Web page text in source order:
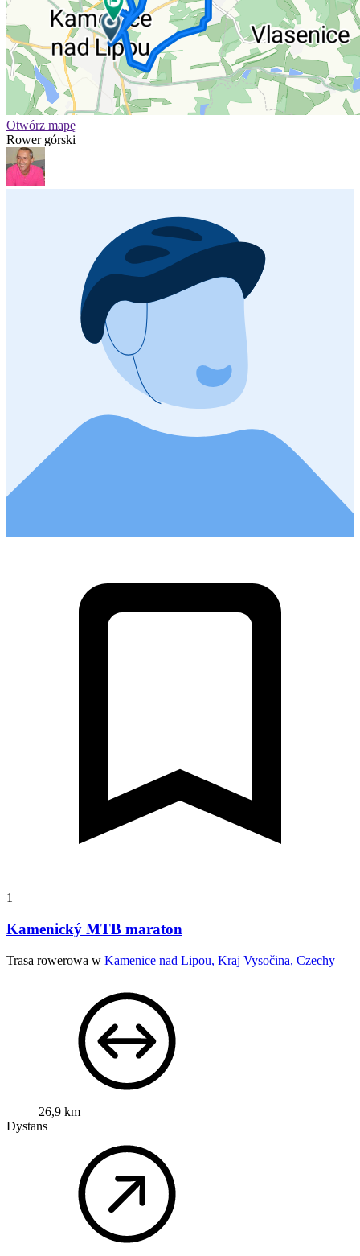
Otwórz mapę
Rower górski
1
Kamenický MTB maraton
Trasa rowerowa w Kamenice nad Lipou, Kraj Vysočina, Czechy
26,9 km
Dystans